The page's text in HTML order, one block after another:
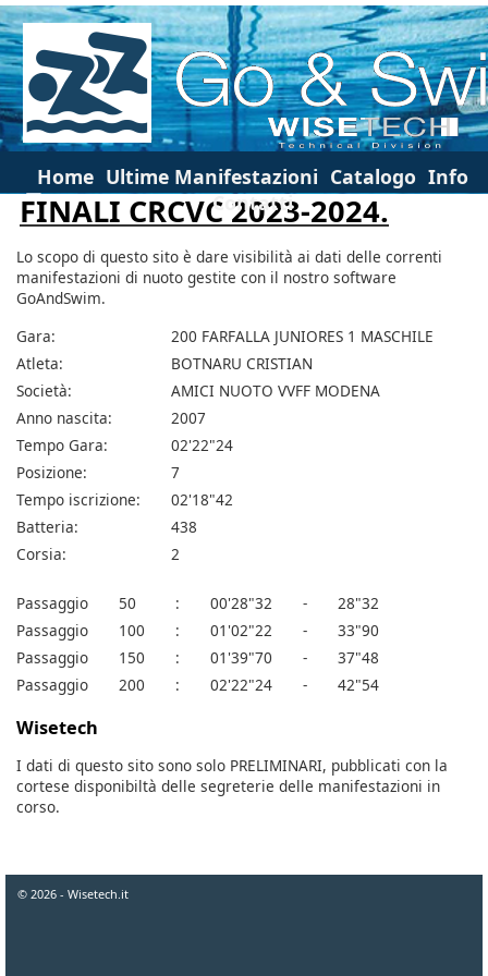
Home Ultime Manifestazioni Catalogo Info
Contatti
FINALI CRCVC 2023-2024.
Lo scopo di questo sito è dare visibilità ai dati delle correnti
manifestazioni di nuoto gestite con il nostro software
GoAndSwim.
Gara:
200 FARFALLA JUNIORES 1 MASCHILE
Atleta:
BOTNARU CRISTIAN
Società:
AMICI NUOTO VVFF MODENA
Anno nascita:
2007
Tempo Gara:
02'22"24
Posizione:
7
Tempo iscrizione:
02'18"42
Batteria:
438
Corsia:
2
Passaggio 50 : 00'28"32 -
28"32
Passaggio
100 : 01'02"22 -
33"90
Passaggio
150 : 01'39"70 -
37"48
Passaggio
200 : 02'22"24 - 42"54
Wisetech
I dati di questo sito sono solo PRELIMINARI, pubblicati con la
cortese disponibiltà delle segreterie delle manifestazioni in
corso.
© 2026 - Wisetech.it